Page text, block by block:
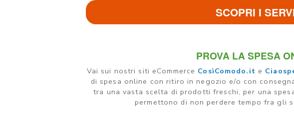
SCOPRI I
PROVA LA SPESA
Vai sui nostri siti eCommerce CosìComodo.it e
di spesa online con ritiro in negozio e/o con
tra una vasta scelta di prodotti freschi, per una
permettono di non perdere tempo fra gli